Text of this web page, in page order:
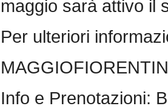
maggio sarà attivo il
Per ulteriori
Info e Prenotazioni: